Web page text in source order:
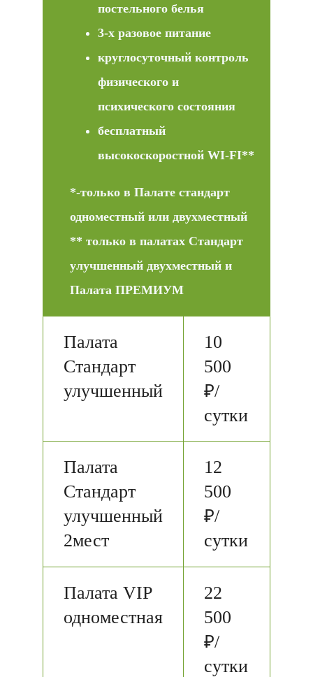
постельного белья
3-х разовое питание
круглосуточный контроль
физического и
психического состояния
бесплатный
высокоскоростной WI-FI**
*-только в Палате стандарт
одноместный или двухместный
** только в палатах Стандарт
улучшенный двухместный и
Палата ПРЕМИУМ
Палата
Стандарт
улучшенный
10
500
₽/
сутки
Палата
Стандарт
улучшенный
2мест
12
500
₽/
сутки
Палата VIP
одноместная
22
500
₽/
сутки